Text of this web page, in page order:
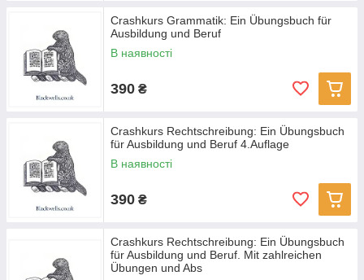
Crashkurs Grammatik: Ein Übungsbuch für
Ausbildung und Beruf
В наявності
390 ₴
Crashkurs Rechtschreibung: Ein Übungsbuch
für Ausbildung und Beruf 4.Auflage
В наявності
390 ₴
Crashkurs Rechtschreibung: Ein Übungsbuch
für Ausbildung und Beruf. Mit zahlreichen
Übungen und Abs